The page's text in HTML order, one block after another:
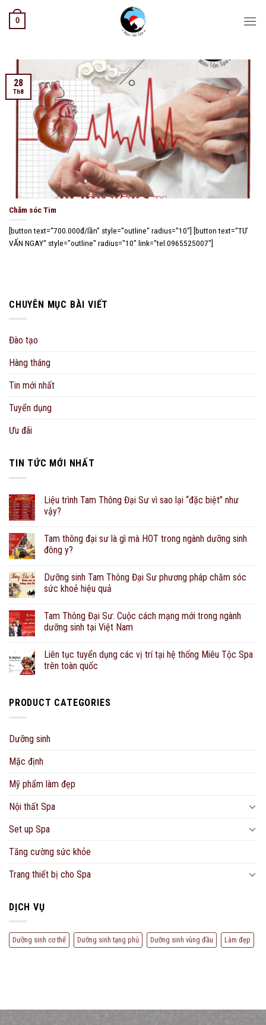
Skip
0
CHUYÊN MỤC BÀI VIẾT
Đào tạo
Hàng tháng
Tin mới nhất
Tuyển dụng
Ưu đãi
TIN TỨC MỚI NHẤT
Liệu trình Tam Thông Đại Sư vì sao lại “đặc biệt” như
vậy?
Tam thông đại sư là gì mà HOT trong ngành dưỡng sinh
đông y?
Dưỡng sinh Tam Thông Đại Sư phương pháp chăm sóc
sức khoẻ hiệu quả
Tam Thông Đại Sư: Cuộc cách mạng mới trong ngành
dưỡng sinh tại Việt Nam
Liên tục tuyển dụng các vị trí tại hệ thống Miêu Tộc Spa
trên toàn quốc
PRODUCT CATEGORIES
Dưỡng sinh
Mặc định
Mỹ phẩm làm đẹp
Nội thất Spa
Set up Spa
Tăng cường sức khỏe
Trang thiết bị cho Spa
DỊCH VỤ
Dưỡng sinh cơ thể Dưỡng sinh tạng phủ Dưỡng sinh vùng đầu Làm đẹp
Chăm sóc Tim
[button text="700.000đ/lần" style="outline" radius="10"] [button text="TƯ
VẤN NGAY" style="outline" radius="10" link="tel:0965525007"]
28
Th8